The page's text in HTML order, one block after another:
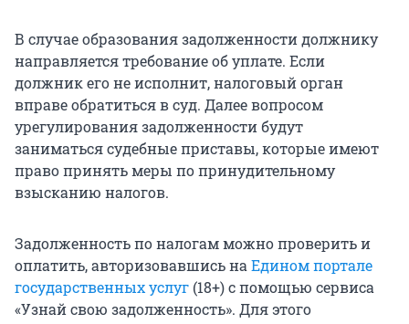
В случае образования задолженности должнику
направляется требование об уплате. Если
должник его не исполнит, налоговый орган
вправе обратиться в суд. Далее вопросом
урегулирования задолженности будут
заниматься судебные приставы, которые имеют
право принять меры по принудительному
взысканию налогов.
Задолженность по налогам можно проверить и
оплатить, авторизовавшись наЕдином портале
государственных услуг (18+) с помощью сервиса
«Узнай свою задолженность». Для этого